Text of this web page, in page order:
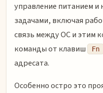
управление питанием
задачами, включая
связь между ОС и этим
команды от клавиш
Fn
адресата.
Особенно остро это